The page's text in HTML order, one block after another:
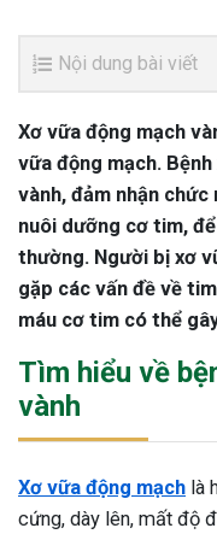
Nội dung bài viết
Xơ vữa động mạch
vữa động mạch.
vành, đảm nhận
nuôi dưỡng cơ tim,
thường. Người bị xơ
gặp các vấn đề về
máu cơ tim có thể
Tìm hiểu về
vành
Xơ vữa động mạch là
cứng, dày lên, mất độ